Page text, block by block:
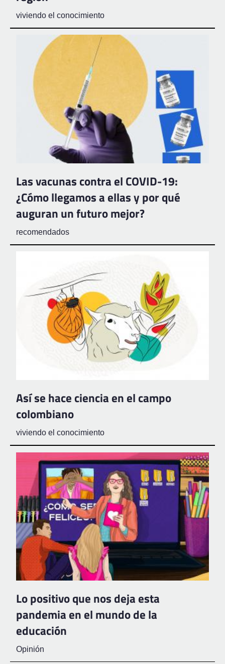
viviendo el conocimiento
Las vacunas contra el COVID-19:
¿Cómo llegamos a ellas y por qué
auguran un futuro mejor?
recomendados
Así se hace ciencia en el campo
colombiano
viviendo el conocimiento
Lo positivo que nos deja esta
pandemia en el mundo de la
educación
Opinión